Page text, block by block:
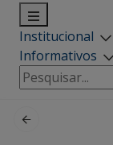
Institucional
Informativos
Pesquisar
por: